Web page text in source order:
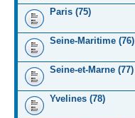
Paris (75)
Seine-Maritime (76)
Seine-et-Marne (77)
Yvelines (78)